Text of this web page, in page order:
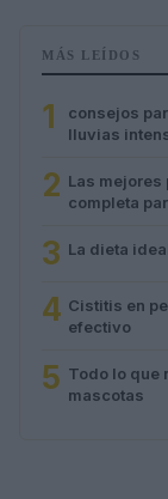
MÁS LEÍDOS
1
consejos
lluvias
2 Las mejores
completa
3 La dieta
4 Cistitis en
efectivo
5 Todo lo que
mascotas